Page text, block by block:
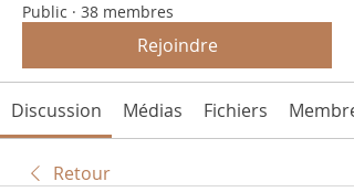
Public · 38 membres
Rejoindre
Discussion Médias Fichiers
Retour